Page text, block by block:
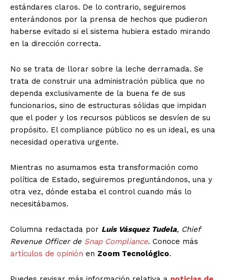
estándares claros. De lo contrario, seguiremos
enterándonos por la prensa de hechos que pudieron
haberse evitado si el sistema hubiera estado mirando
en la dirección correcta.
No se trata de llorar sobre la leche derramada. Se
trata de construir una administración pública que no
dependa exclusivamente de la buena fe de sus
funcionarios, sino de estructuras sólidas que impidan
que el poder y los recursos públicos se desvíen de su
propósito. El compliance público no es un ideal, es una
necesidad operativa urgente.
Mientras no asumamos esta transformación como
política de Estado, seguiremos preguntándonos, una y
otra vez, dónde estaba el control cuando más lo
necesitábamos.
Columna redactada por Luis Vásquez Tudela, Chief
Revenue Officer de Snap Compliance. Conoce más
artículos de opinión en Zoom Tecnológico.